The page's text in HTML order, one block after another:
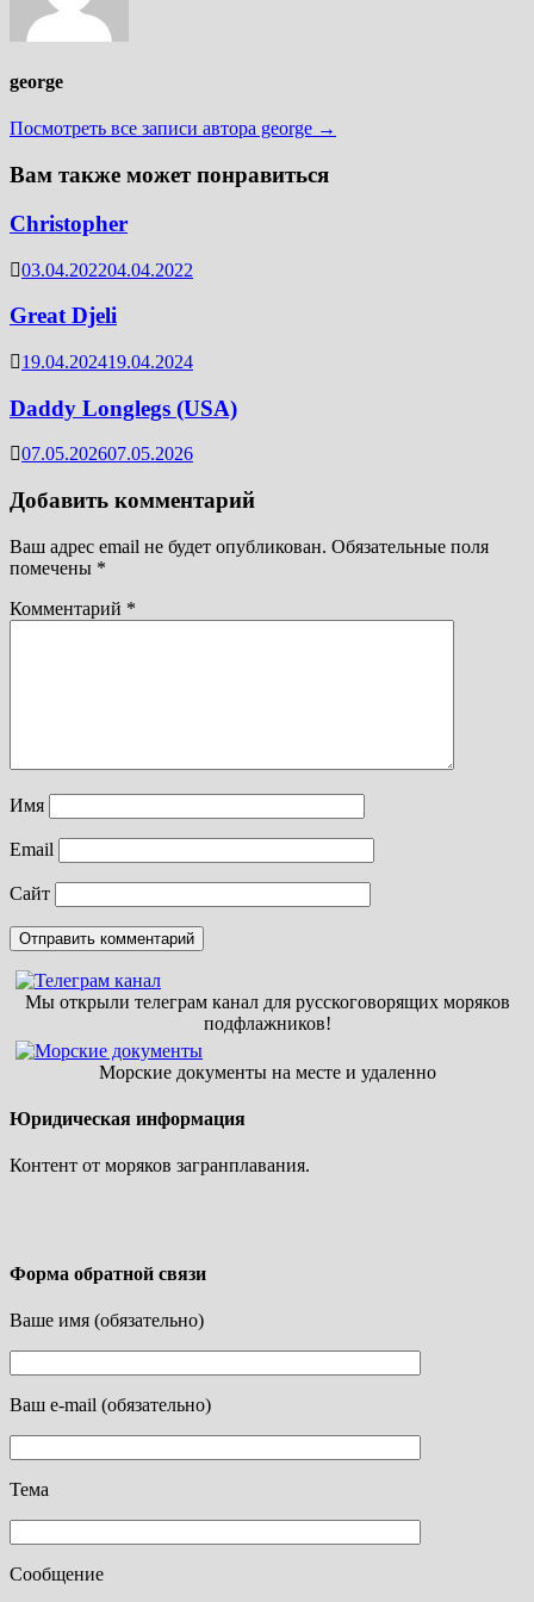
george
Посмотреть все записи автора george →
Вам также может понравиться
Christopher
03.04.202204.04.2022
Great Djeli
19.04.202419.04.2024
Daddy Longlegs (USA)
07.05.202607.05.2026
Добавить комментарий
Ваш адрес email не будет опубликован. Обязательные поля
помечены *
Комментарий *
Имя
Email
Сайт
Мы открыли телеграм канал для русскоговорящих моряков
подфлажников!
Морские документы на месте и удаленно
Юридическая информация
Контент от моряков загранплавания.
Форма обратной связи
Ваше имя (обязательно)
Ваш e-mail (обязательно)
Тема
Сообщение